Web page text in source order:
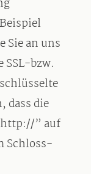
Sie an uns
SSL-bzw.
dass die
” auf
Schloss-